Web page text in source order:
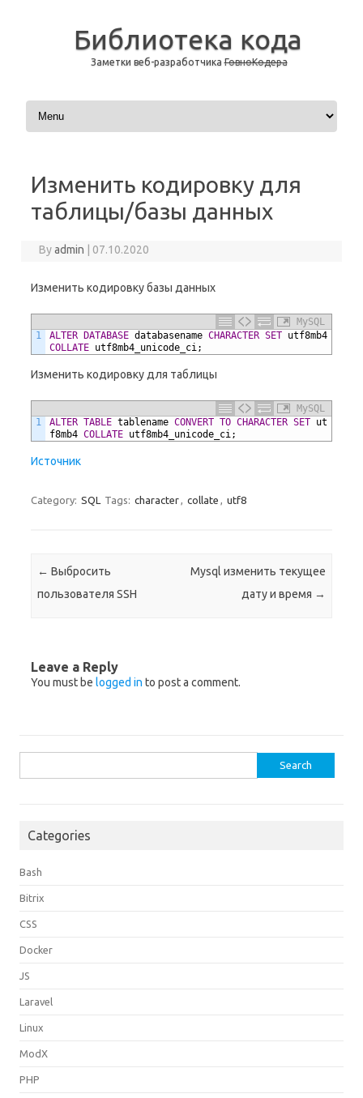
Библиотека кода
Заметки веб-разработчикаГовноКодера
Skip to content
Изменить кодировку для
таблицы/базы данных
Byadmin 07.10.2020
Изменить кодировку базы данных
MySQL
1
ALTER DATABASE databasename CHARACTER SET utf8mb4
COLLATE utf8mb4_unicode_ci;
Изменить кодировку для таблицы
MySQL
1
ALTER TABLE tablename CONVERT TO CHARACTER SET ut
f8mb4 COLLATE utf8mb4_unicode_ci;
Источник
Category: SQL Tags: character, collate , utf8
Post navigation
← Выбросить
пользователя SSH
Mysql изменить текущее
дату и время →
Leave a Reply
You must be logged in to post a comment.
for:
Categories
Bash
Bitrix
CSS
Docker
JS
Laravel
Linux
ModX
PHP